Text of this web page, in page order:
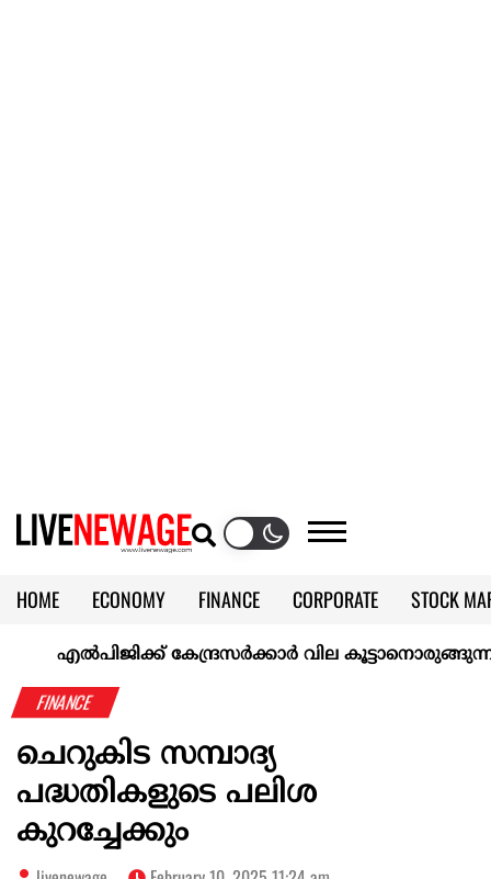
HOME ECONOMY FINANCE CORPORATE
STOCK
CALENDAR
KERALA @70
എല്‍പിജിക്ക് കേന്ദ്രസർക്കാർ വില കൂട്ടാനൊരുങ്ങുന്നുവെന്ന്
FINANCE
ചെറുകിട സമ്പാദ്യ
പദ്ധതികളുടെ പലിശ
കുറച്ചേക്കും